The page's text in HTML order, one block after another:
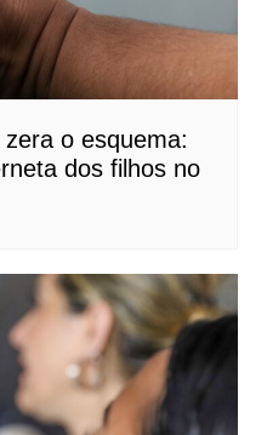
o esquema:
dos filhos no